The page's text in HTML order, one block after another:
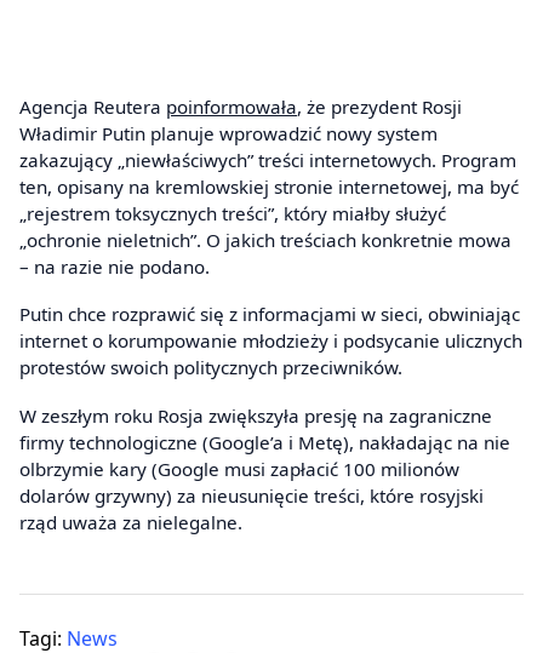
Agencja Reutera poinformowała, że prezydent Rosji
Władimir Putin planuje wprowadzić nowy system
zakazujący „niewłaściwych” treści internetowych. Program
ten, opisany na kremlowskiej stronie internetowej, ma być
„rejestrem toksycznych treści”, który miałby służyć
„ochronie nieletnich”. O jakich treściach konkretnie mowa
– na razie nie podano.
Putin chce rozprawić się z informacjami w sieci, obwiniając
internet o korumpowanie młodzieży i podsycanie ulicznych
protestów swoich politycznych przeciwników.
W zeszłym roku Rosja zwiększyła presję na zagraniczne
firmy technologiczne (Google’a i Metę), nakładając na nie
olbrzymie kary (Google musi zapłacić 100 milionów
dolarów grzywny) za nieusunięcie treści, które rosyjski
rząd uważa za nielegalne.
Tagi: News